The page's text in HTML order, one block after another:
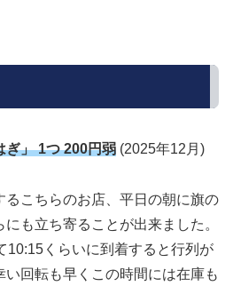
ぎ」 1つ 200円弱 (2025年12月)
るこちらのお店、平日の朝に旗の
も立ち寄ることが出来ました。
10:15くらいに到着すると行列が
回転も早くこの時間には在庫も